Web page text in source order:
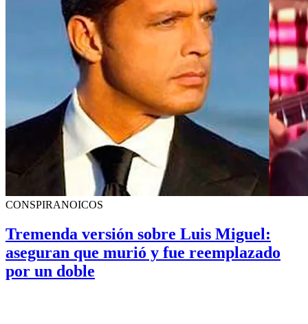
CONSPIRANOICOS
Tremenda versión sobre Luis Miguel:
aseguran que murió y fue reemplazado
por un doble